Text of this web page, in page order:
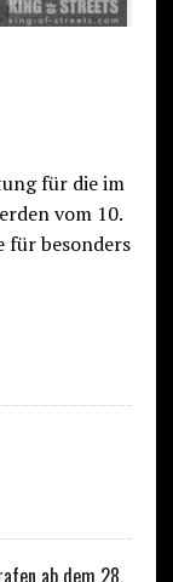
für die im
vom 10.
für besonders
ab dem 28.